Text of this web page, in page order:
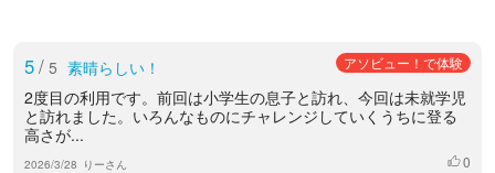
5/ 5 素晴らしい！ アソビュー！で体験
2度目の利用です。前回は小学生の息子と訪れ、今回は未就学児
と訪れました。いろんなものにチャレンジしていくうちに登る
高さが...
2026/3/28 りーさん いいね
0